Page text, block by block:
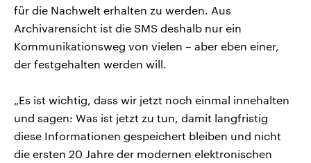
für die Nachwelt erhalten zu werden. Aus
Archivarensicht ist die SMS deshalb nur ein
Kommunikationsweg von vielen – aber eben einer,
der festgehalten werden will.
„Es ist wichtig, dass wir jetzt noch einmal innehalten
und sagen: Was ist jetzt zu tun, damit langfristig
diese Informationen gespeichert bleiben und nicht
die ersten 20 Jahre der modernen elektronischen